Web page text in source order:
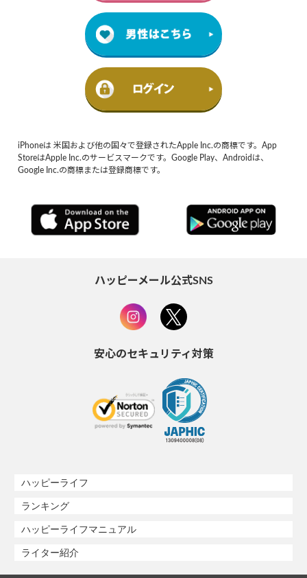
iPhoneは 米国および他の国々で登録されたApple Inc.の商標です。App
StoreはApple Inc.のサービスマークです。Google Play、Androidは、
Google Inc.の商標または登録商標です。
ハッピーメール公式SNS
安心のセキュリティ対策
ハッピーライフ
ランキング
ハッピーライフマニュアル
ライター紹介